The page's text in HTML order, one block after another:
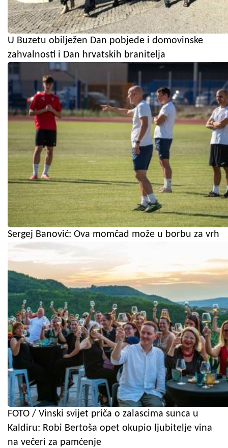
U Buzetu obilježen Dan pobjede i domovinske
zahvalnosti i Dan hrvatskih branitelja
Sergej Banović: Ova momčad može u borbu za vrh
FOTO / Vinski svijet priča o zalascima sunca u
Kaldiru: Robi Bertoša opet okupio ljubitelje vina
na večeri za pamćenje